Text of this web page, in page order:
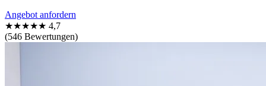
Angebot anfordern
★★★★★ 4,7
(546 Bewertungen)